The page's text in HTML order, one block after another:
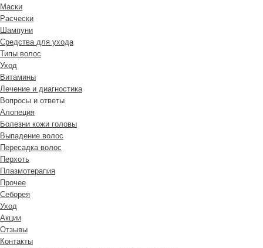
Маски
Расчески
Шампуни
Средства для ухода
Типы волос
Уход
Витамины
Лечение и диагностика
Вопросы и ответы
Алопеция
Болезни кожи головы
Выпадение волос
Пересадка волос
Перхоть
Плазмотерапия
Прочее
Себорея
Уход
Акции
Отзывы
Контакты